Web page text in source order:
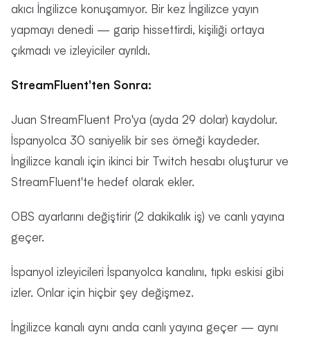
akıcı İngilizce konuşamıyor. Bir kez İngilizce yayın
yapmayı denedi — garip hissettirdi, kişiliği ortaya
çıkmadı ve izleyiciler ayrıldı.
StreamFluent'ten Sonra:
Juan StreamFluent Pro'ya (ayda 29 dolar) kaydolur.
İspanyolca 30 saniyelik bir ses örneği kaydeder.
İngilizce kanalı için ikinci bir Twitch hesabı oluşturur ve
StreamFluent'te hedef olarak ekler.
OBS ayarlarını değiştirir (2 dakikalık iş) ve canlı yayına
geçer.
İspanyol izleyicileri İspanyolca kanalını, tıpkı eskisi gibi
izler. Onlar için hiçbir şey değişmez.
İngilizce kanalı aynı anda canlı yayına geçer — aynı